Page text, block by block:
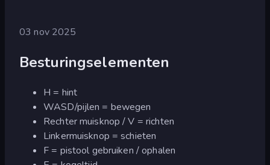
03 nov 2025
Besturingselementen
H = hint
WASD/pijlen = bewegen
Rechter muisknop / V = richten
Linkermuisknop = schieten
F = pistool gebruiken / ophalen